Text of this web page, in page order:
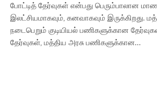
போட்டித் தேர்வுகள் என்பது பெரும்பாலான
இலட்சியமாகவும், கனவாகவும் இருக்கிறது.
நடைபெறும் குடியியல் பணிகளுக்கான
தேர்வுகள், மத்திய அரசு பணிகளுக்கான…